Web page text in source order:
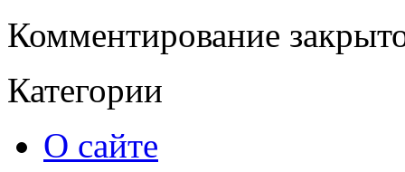
Комментирование
Категории
О сайте